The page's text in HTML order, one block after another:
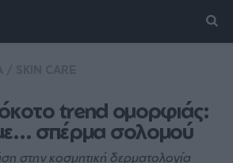
trend ομορφιάς:
σπέρμα σολομού
στην κοσμητική δερματολογία